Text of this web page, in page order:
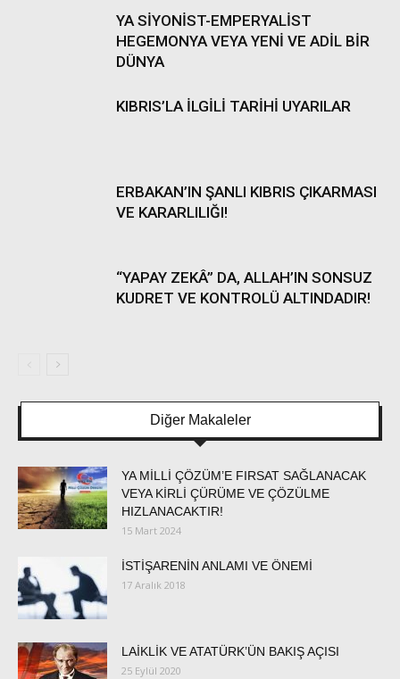
YA SİYONİST-EMPERYALİST
HEGEMONYA VEYA YENİ VE ADİL BİR
DÜNYA
KIBRIS’LA İLGİLİ TARİHİ UYARILAR
ERBAKAN’IN ŞANLI KIBRIS ÇIKARMASI
VE KARARLILIĞI!
“YAPAY ZEKÂ” DA, ALLAH’IN SONSUZ
KUDRET VE KONTROLÜ ALTINDADIR!
Diğer Makaleler
YA MİLLİ ÇÖZÜM’E FIRSAT SAĞLANACAK
VEYA KİRLİ ÇÜRÜME VE ÇÖZÜLME
HIZLANACAKTIR!
15 Mart 2024
İSTİŞARENİN ANLAMI VE ÖNEMİ
17 Aralık 2018
LAİKLİK VE ATATÜRK’ÜN BAKIŞ AÇISI
25 Eylül 2020